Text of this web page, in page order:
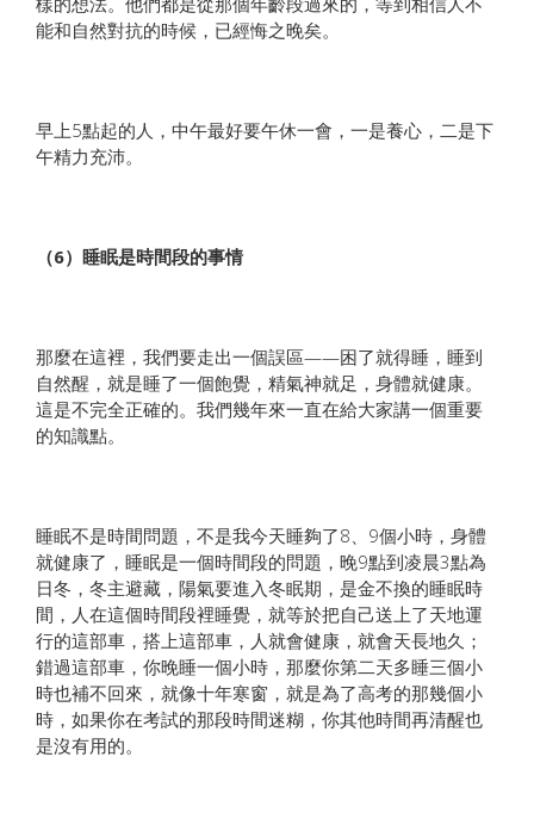
能和自然對抗的時候，已經悔之晚矣。
早上5點起的人，中午最好要午休一會，一是養心，二是下
午精力充沛。
（6）睡眠是時間段的事情
那麼在這裡，我們要走出一個誤區——困了就得睡，睡到
自然醒，就是睡了一個飽覺，精氣神就足，身體就健康。
這是不完全正確的。我們幾年來一直在給大家講一個重要
的知識點。
睡眠不是時間問題，不是我今天睡夠了8、9個小時，身體
就健康了，睡眠是一個時間段的問題，晚9點到凌晨3點為
日冬，冬主避藏，陽氣要進入冬眠期，是金不換的睡眠時
間，人在這個時間段裡睡覺，就等於把自己送上了天地運
行的這部車，搭上這部車，人就會健康，就會天長地久；
錯過這部車，你晚睡一個小時，那麼你第二天多睡三個小
時也補不回來，就像十年寒窗，就是為了高考的那幾個小
時，如果你在考試的那段時間迷糊，你其他時間再清醒也
是沒有用的。